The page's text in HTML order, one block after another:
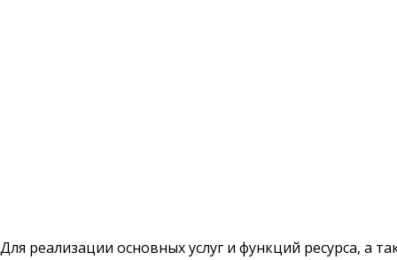
Для реализации основных услуг и функций ресурса, а